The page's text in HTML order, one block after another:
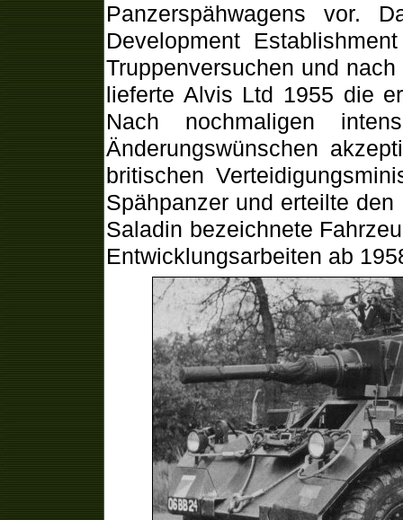
Panzerspähwagens vor.
Development
Truppenversuchen und
lieferte Alvis Ltd 1955 die
Nach nochmaligen
Änderungswünschen
britischen
Spähpanzer und erteilte
Saladin bezeichnete
Entwicklungsarbeiten ab